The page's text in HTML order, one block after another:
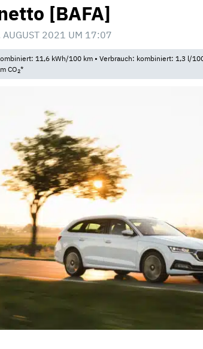
[BAFA]
AUGUST 2021 UM 17:07
11,6 kWh/100 km • Verbrauch: kombiniert: 1,3 l/
CO2*